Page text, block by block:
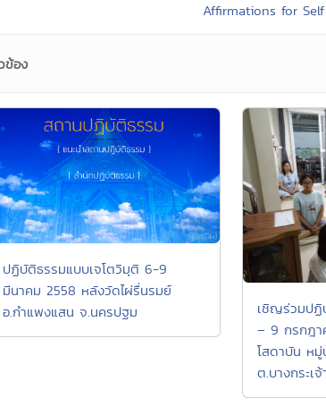
Affirmations for
ข้อง
ปฏิบัติธรรมแบบเจโตวิมุติ 6-9
มีนาคม 2558 หลังวัดไผ่รื่นรมย์
อ.กำแพงแสน จ.นครปฐม
เชิญร่วมปฏิ
– 9 กรกฎา
โสดาบัน หมู่
ต.บางกระเ